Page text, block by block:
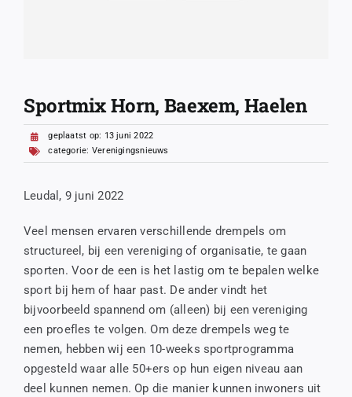
Sportmix Horn, Baexem, Haelen
geplaatst op: 13 juni 2022
categorie: Verenigingsnieuws
Leudal, 9 juni 2022
Veel mensen ervaren verschillende drempels om
structureel, bij een vereniging of organisatie, te gaan
sporten. Voor de een is het lastig om te bepalen welke
sport bij hem of haar past. De ander vindt het
bijvoorbeeld spannend om (alleen) bij een vereniging
een proefles te volgen. Om deze drempels weg te
nemen, hebben wij een 10-weeks sportprogramma
opgesteld waar alle 50+ers op hun eigen niveau aan
deel kunnen nemen. Op die manier kunnen inwoners uit